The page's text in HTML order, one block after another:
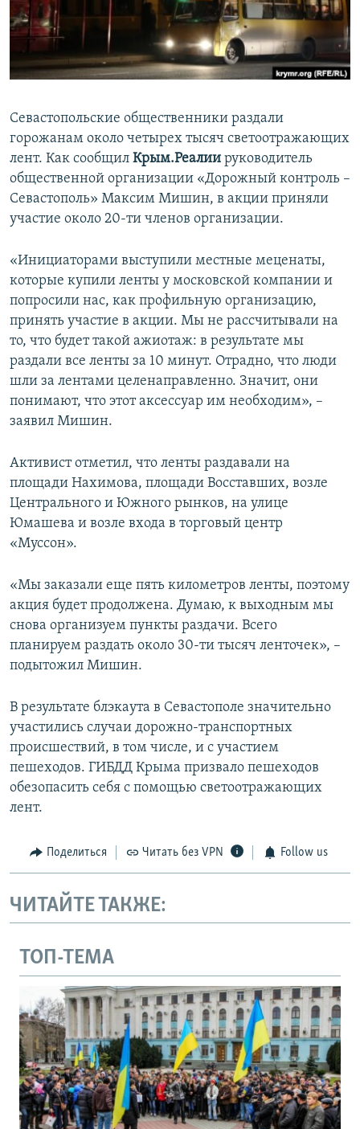
ПОБЕДИТЕЛЕЙ НЕ СУДЯТ?
КРЫМ.НЕПОКОРЕННЫЙ
ELIFBE
ПРИСОЕДИНЯЙТЕСЬ!
Все сайты RFE/RL
Севастопольские общественники раздали
горожанам около четырех тысяч светоотражающих
лент. Как сообщил Крым.Реалии руководитель
общественной организации «Дорожный контроль –
Севастополь» Максим Мишин, в акции приняли
участие около 20-ти членов организации.
«Инициаторами выступили местные меценаты,
которые купили ленты у московской компании и
попросили нас, как профильную организацию,
принять участие в акции. Мы не рассчитывали на
то, что будет такой ажиотаж: в результате мы
раздали все ленты за 10 минут. Отрадно, что люди
шли за лентами целенаправленно. Значит, они
понимают, что этот аксессуар им необходим», –
заявил Мишин.
Активист отметил, что ленты раздавали на
площади Нахимова, площади Восставших, возле
Центрального и Южного рынков, на улице
Юмашева и возле входа в торговый центр
«Муссон».
«Мы заказали еще пять километров ленты, поэтому
акция будет продолжена. Думаю, к выходным мы
снова организуем пункты раздачи. Всего
планируем раздать около 30-ти тысяч ленточек», –
подытожил Мишин.
В результате блэкаута в Севастополе значительно
участились случаи дорожно-транспортных
происшествий, в том числе, и с участием
пешеходов. ГИБДД Крыма призвало пешеходов
обезопасить себя с помощью светоотражающих
лент.
Поделиться Читать без VPN Follow us
ЧИТАЙТЕ ТАКЖЕ:
ТОП-ТЕМА